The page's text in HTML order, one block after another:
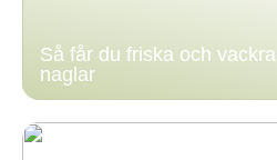
Så får du friska och vackra
naglar